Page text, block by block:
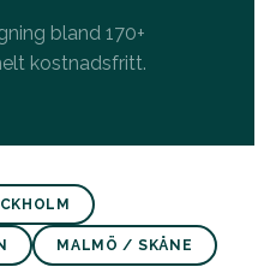
bland 170+
kostnadsfritt.
MALMÖ / SKÅNE